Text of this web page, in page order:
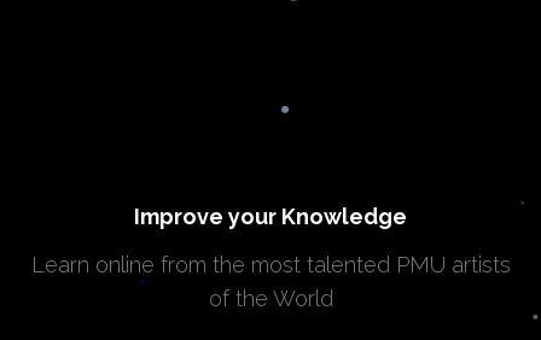
Improve your Knowledge
Learn online from the most talented PMU artists
of the World